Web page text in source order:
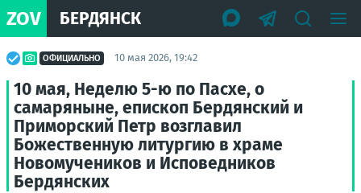
ZOV БЕРДЯНСК
ОФИЦИАЛЬНО 10 мая 2026, 19:42
10 мая, Неделю 5-ю по Пасхе, о
самаряныне, епископ Бердянский и
Приморский Петр возглавил
Божественную литургию в храме
Новомучеников и Исповедников
Бердянских